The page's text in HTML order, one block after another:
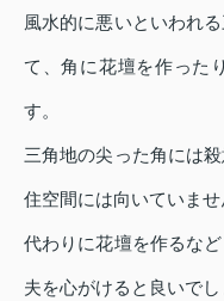
風水的に悪いといわれ
て、角に花壇を作った
す。
三角地の尖った角には
住空間には向いていませ
代わりに花壇を作るな
夫を心がけると良いでし